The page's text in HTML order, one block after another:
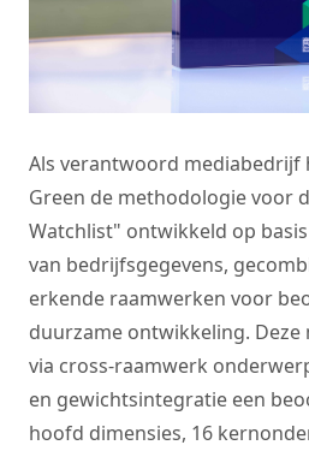
Als verantwoord mediabedrijf
Green de methodologie voor
Watchlist" ontwikkeld op
van bedrijfsgegevens,
erkende raamwerken voor
duurzame ontwikkeling.
via cross-raamwerk
en gewichtsintegratie een
hoofd dimensies, 16